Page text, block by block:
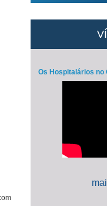
Os Hospitalários no